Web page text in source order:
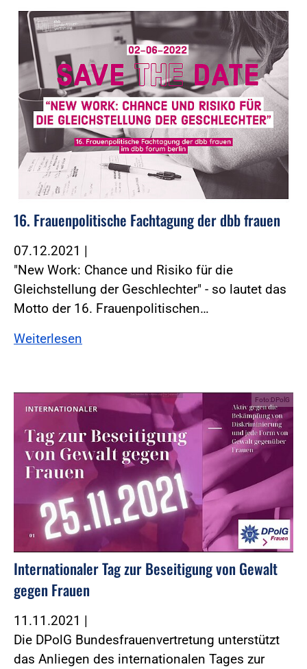
16. Frauenpolitische Fachtagung der dbb frauen
07.12.2021 |
"New Work: Chance und Risiko für die
Gleichstellung der Geschlechter" - so lautet das
Motto der 16. Frauenpolitischen…
Weiterlesen
Foto:DPolG
Internationaler Tag zur Beseitigung von Gewalt
gegen Frauen
11.11.2021 |
Die DPolG Bundesfrauenvertretung unterstützt
das Anliegen des internationalen Tages zur